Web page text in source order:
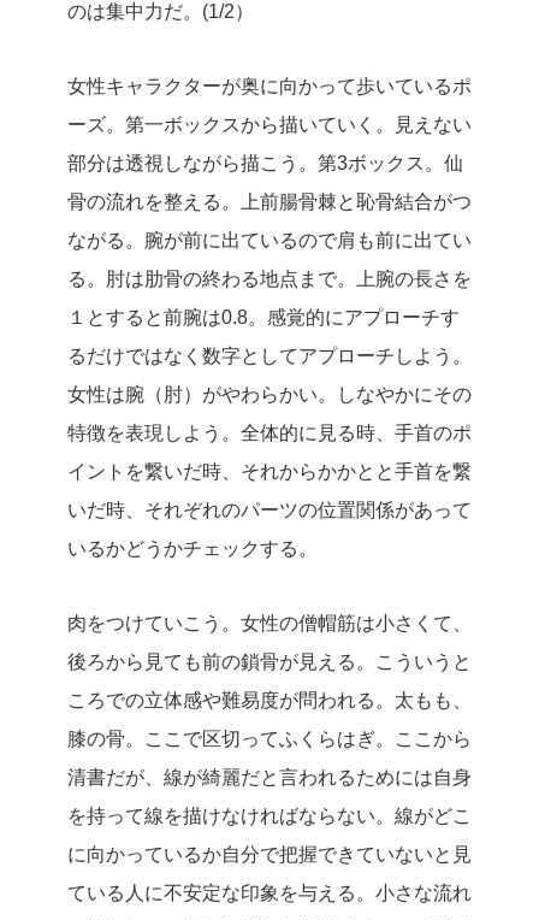
のは集中力だ。(1/2）
女性キャラクターが奥に向かって歩いているポ
ーズ。第一ボックスから描いていく。見えない
部分は透視しながら描こう。第3ボックス。仙
骨の流れを整える。上前腸骨棘と恥骨結合がつ
ながる。腕が前に出ているので肩も前に出てい
る。肘は肋骨の終わる地点まで。上腕の長さを
１とすると前腕は0.8。感覚的にアプローチす
るだけではなく数字としてアプローチしよう。
女性は腕（肘）がやわらかい。しなやかにその
特徴を表現しよう。全体的に見る時、手首のポ
イントを繋いだ時、それからかかとと手首を繋
いだ時、それぞれのパーツの位置関係があって
いるかどうかチェックする。
肉をつけていこう。女性の僧帽筋は小さくて、
後ろから見ても前の鎖骨が見える。こういうと
ころでの立体感や難易度が問われる。太もも、
膝の骨。ここで区切ってふくらはぎ。ここから
清書だが、線が綺麗だと言われるためには自身
を持って線を描けなければならない。線がどこ
に向かっているか自分で把握できていないと見
ている人に不安定な印象を与える。小さな流れ